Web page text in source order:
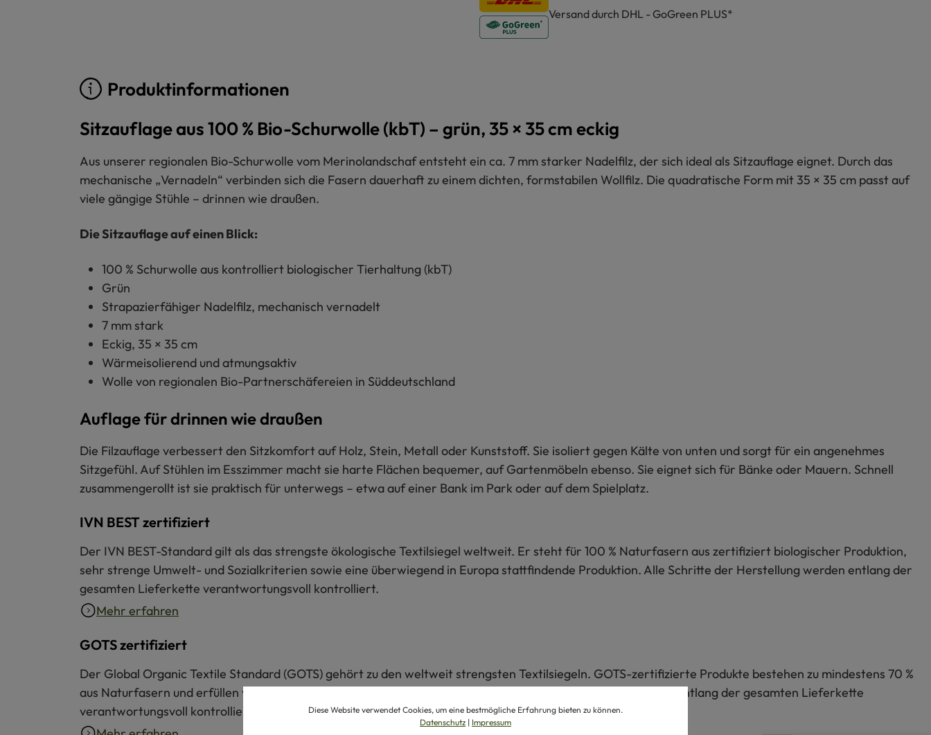
Versand durch DHL - GoGreen PLUS*
Produktinformationen
Sitzauflage aus 100 % Bio-Schurwolle (kbT) – grün, 35 × 35 cm eckig
Aus unserer regionalen Bio-Schurwolle vom Merinolandschaf entsteht ein ca. 7 mm starker Nadelfilz, der sich ideal als Sitzauflage eignet. Durch das
mechanische „Vernadeln“ verbinden sich die Fasern dauerhaft zu einem dichten, formstabilen Wollfilz. Die quadratische Form mit 35 × 35 cm passt auf
viele gängige Stühle – drinnen wie draußen.
Die Sitzauflage auf einen Blick:
100 % Schurwolle aus kontrolliert biologischer Tierhaltung (kbT)
Grün
Strapazierfähiger Nadelfilz, mechanisch vernadelt
7 mm stark
Eckig, 35 × 35 cm
Wärmeisolierend und atmungsaktiv
Wolle von regionalen Bio-Partnerschäfereien in Süddeutschland
Auflage für drinnen wie draußen
Die Filzauflage verbessert den Sitzkomfort auf Holz, Stein, Metall oder Kunststoff. Sie isoliert gegen Kälte von unten und sorgt für ein angenehmes
Sitzgefühl. Auf Stühlen im Esszimmer macht sie harte Flächen bequemer, auf Gartenmöbeln ebenso. Sie eignet sich für Bänke oder Mauern. Schnell
zusammengerollt ist sie praktisch für unterwegs – etwa auf einer Bank im Park oder auf dem Spielplatz.
IVN BEST zertifiziert
Der IVN BEST-Standard gilt als das strengste ökologische Textilsiegel weltweit. Er steht für 100 % Naturfasern aus zertifiziert biologischer Produktion,
sehr strenge Umwelt- und Sozialkriterien sowie eine überwiegend in Europa stattfindende Produktion. Alle Schritte der Herstellung werden entlang der
gesamten Lieferkette verantwortungsvoll kontrolliert.
Mehr erfahren
GOTS zertifiziert
Der Global Organic Textile Standard (GOTS) gehört zu den weltweit strengsten Textilsiegeln. GOTS-zertifizierte Produkte bestehen zu mindestens 70 %
aus Naturfasern und erfüllen verbindliche Umwelt- und Sozialkriterien. Alle Schritte der Herstellung werden entlang der gesamten Lieferkette
verantwortungsvoll kontrolliert.
Diese Website verwendet Cookies, um eine bestmögliche Erfahrung bieten zu können.
Datenschutz | Impressum